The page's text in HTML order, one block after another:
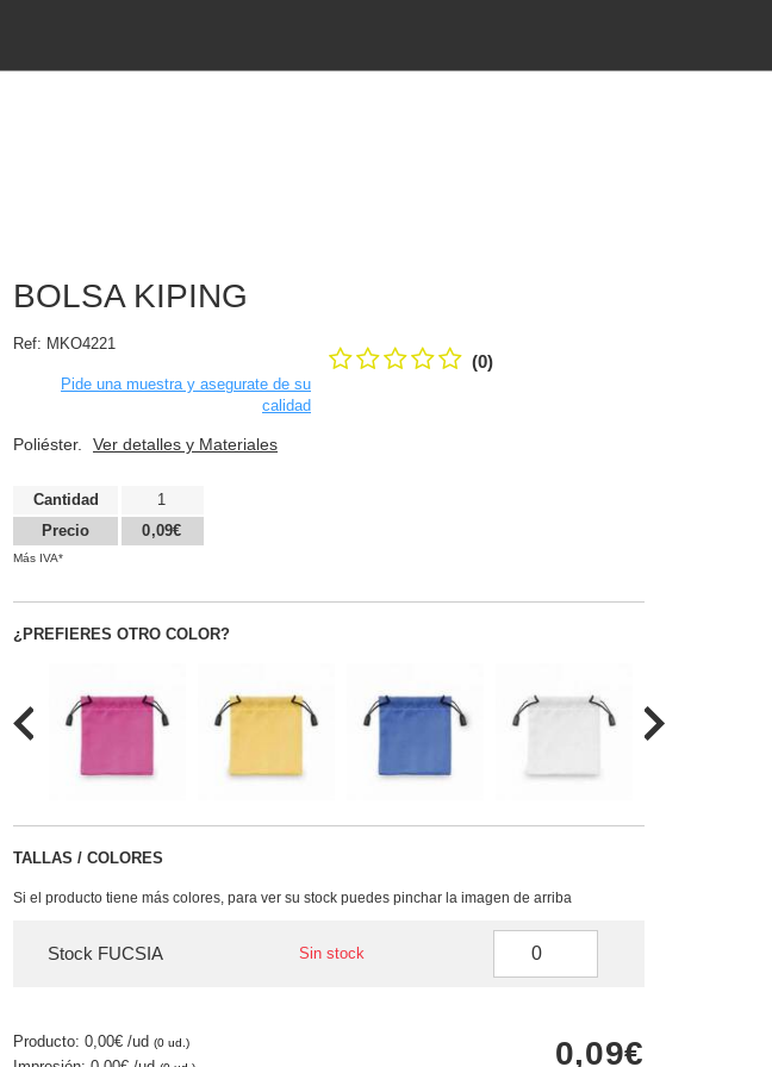
BOLSA KIPING
Ref: MKO4221
(0)
Pide una muestra y asegurate de su
calidad
Poliéster. Ver detalles y Materiales
Cantidad
Precio
1
0,09€
Más IVA*
¿PREFIERES OTRO COLOR?
TALLAS / COLORES
Si el producto tiene más colores, para ver su stock puedes pinchar la imagen de arriba
Stock FUCSIA Sin stock
Producto: 0,00€ /ud (0 ud.) 0,09€